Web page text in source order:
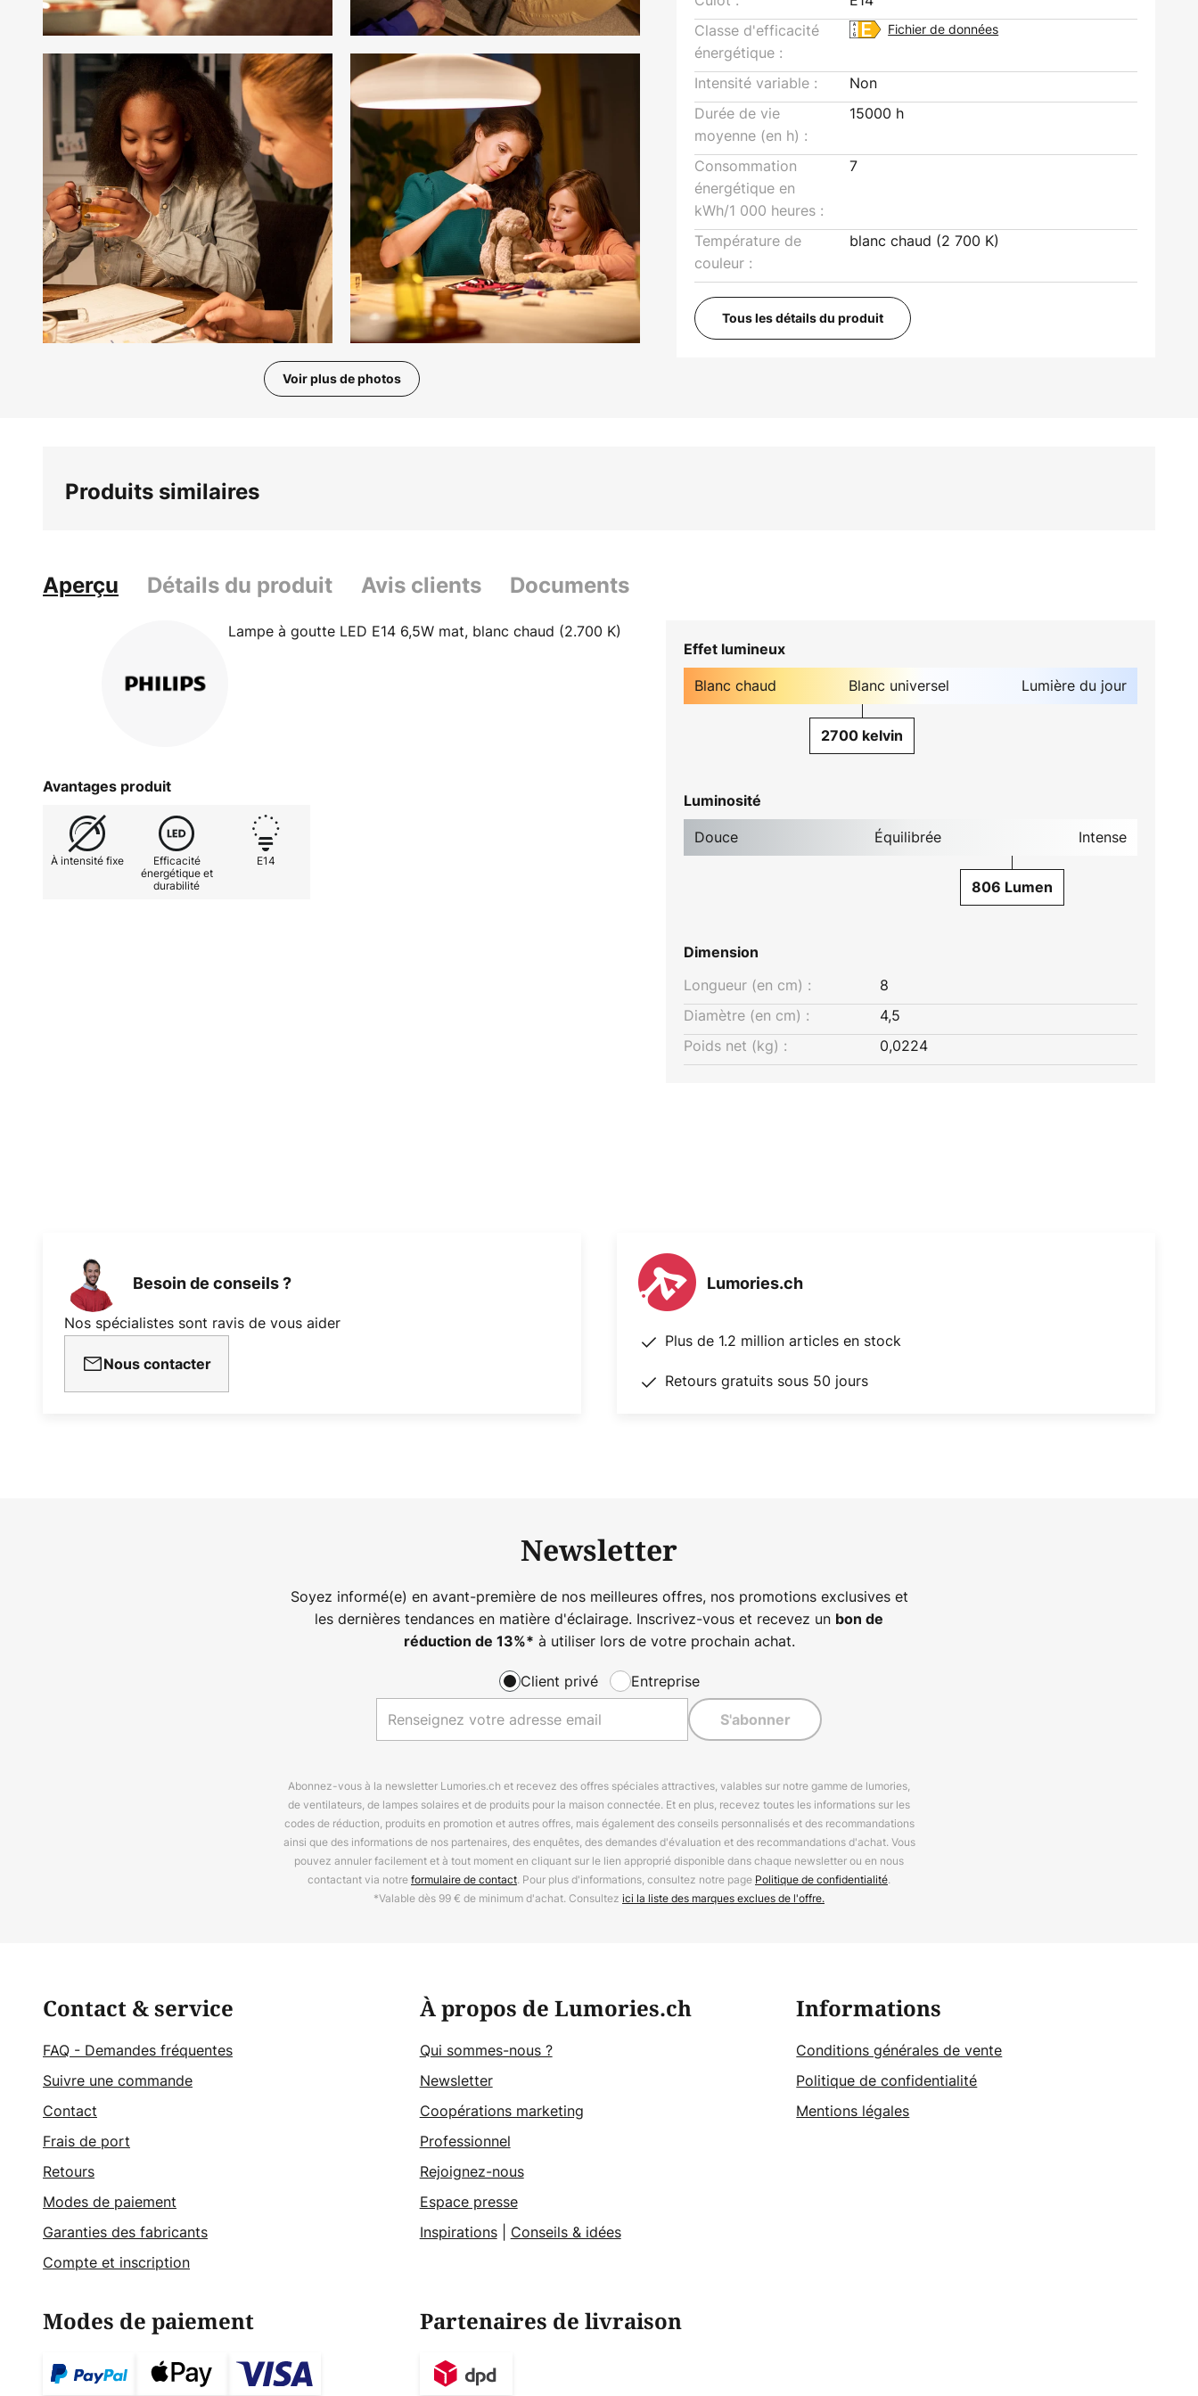
Voir plus de photos
Classe d'efficacité
énergétique :
Fichier de données
Intensité variable :
Non
Durée de vie
moyenne (en h) :
15000 h
Consommation
énergétique en
kWh/1 000 heures :
7
Température de
couleur :
blanc chaud (2 700 K)
Tous les détails du produit
Produits similaires
Aperçu Détails du produit Avis clients Documents
Lampe à goutte LED E14 6,5W mat, blanc chaud (2.700 K)
Avantages produit
À intensité fixe
Efficacité
énergétique et
durabilité
E14
Effet lumineux
Blanc chaud Blanc universel Lumière du jour
2700 kelvin
Luminosité
Douce Équilibrée Intense
806 Lumen
Dimension
Longueur (en cm) :
8
Diamètre (en cm) :
4,5
Poids net (kg) :
0,0224
Besoin de conseils ?
Nos spécialistes sont ravis de vous aider
Nous contacter
Lumories.ch
Plus de 1.2 million articles en stock
Retours gratuits sous 50 jours
Newsletter
Soyez informé(e) en avant-première de nos meilleures offres, nos promotions exclusives et
les dernières tendances en matière d'éclairage. Inscrivez-vous et recevez un bon de
réduction de 13%* à utiliser lors de votre prochain achat.
Client privé Entreprise
S'abonner
Abonnez-vous à la newsletter Lumories.ch et recevez des offres spéciales attractives, valables sur notre gamme de lumories,
de ventilateurs, de lampes solaires et de produits pour la maison connectée. Et en plus, recevez toutes les informations sur les
codes de réduction, produits en promotion et autres offres, mais également des conseils personnalisés et des recommandations
ainsi que des informations de nos partenaires, des enquêtes, des demandes d'évaluation et des recommandations d'achat. Vous
pouvez annuler facilement et à tout moment en cliquant sur le lien approprié disponible dans chaque newsletter ou en nous
contactant via notreformulaire de contact. Pour plus d'informations, consultez notre page Politique de confidentialité.
*Valable dès 99 € de minimum d'achat. Consultez ici la liste des marques exclues de l'offre.
Contact & service
FAQ - Demandes fréquentes
Suivre une commande
Contact
Frais de port
Retours
Modes de paiement
Garanties des fabricants
Compte et inscription
À propos de Lumories.ch
Qui sommes-nous ?
Newsletter
Coopérations marketing
Professionnel
Rejoignez-nous
Espace presse
Inspirations| Conseils & idées
Informations
Conditions générales de vente
Politique de confidentialité
Mentions légales
Modes de paiement Partenaires de livraison